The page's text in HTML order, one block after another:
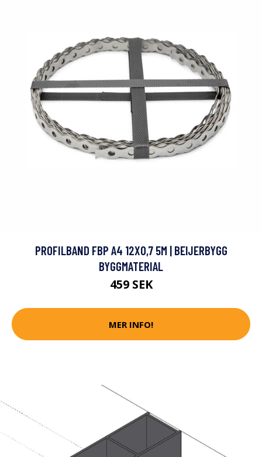
PROFILBAND FBP A4 12X0,7 5M | BEIJERBYGG
BYGGMATERIAL
459 SEK
MER INFO!